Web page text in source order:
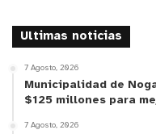
Ultimas noticias
7 Agosto, 2026
Municipalidad de
$125 millones para
7 Agosto, 2026